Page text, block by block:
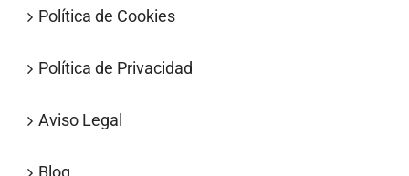
Política de Cookies
Política de Privacidad
Aviso Legal
Blog